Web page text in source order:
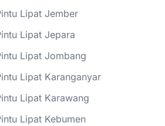
Lipat Jember
Lipat Jepara
Lipat Jombang
Lipat Karanganyar
Lipat Karawang
Lipat Kebumen